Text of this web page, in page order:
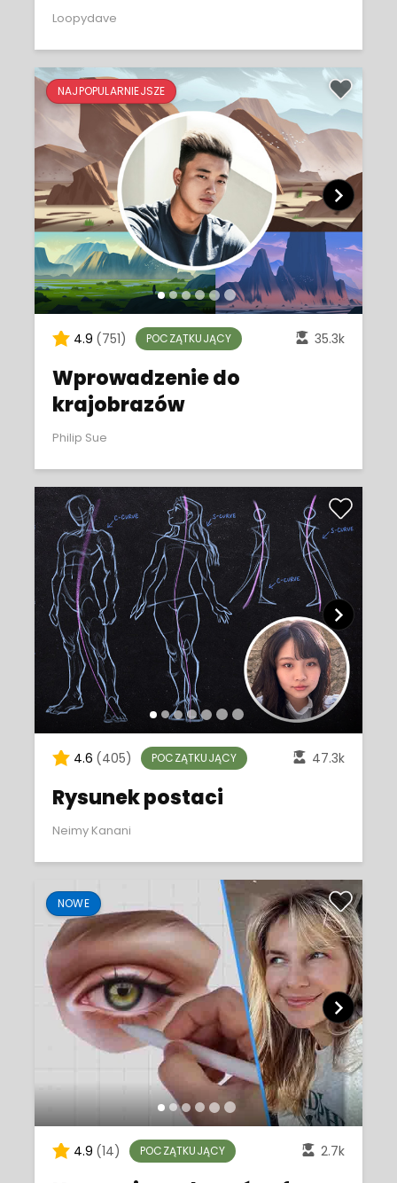
Loopydave
NAJPOPULARNIEJSZE
4.9 (751) POCZĄTKUJĄCY 35.3k
Wprowadzenie do
krajobrazów
Philip Sue
4.6 (405) POCZĄTKUJĄCY 47.3k
Rysunek postaci
Neimy Kanani
NOWE
4.9 (14) POCZĄTKUJĄCY 2.7k